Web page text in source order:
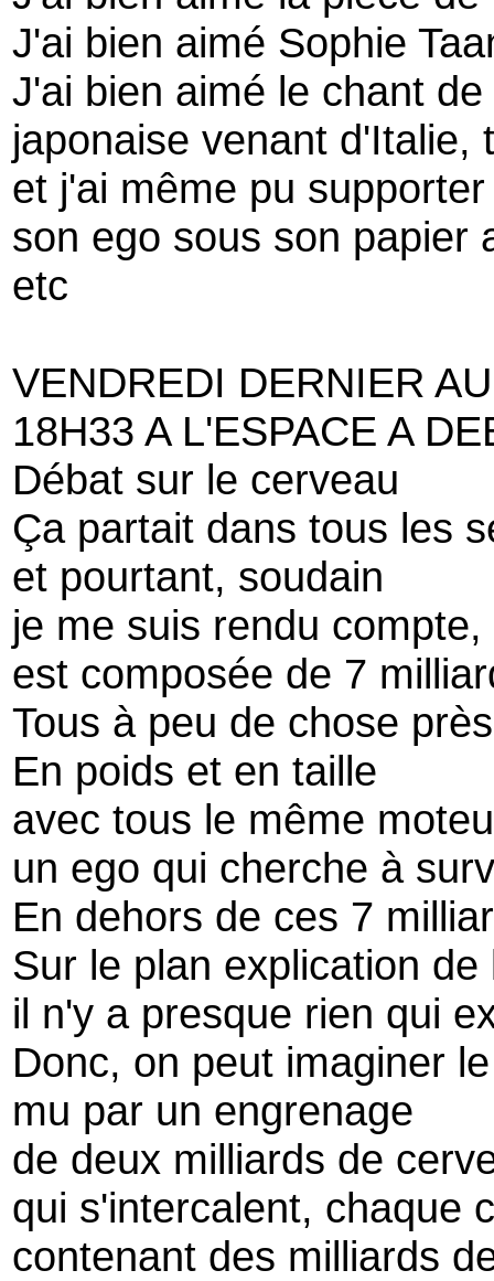
J'ai bien aimé Sophie
J'ai bien aimé le chant
japonaise venant d'Italie,
et j'ai même pu
son ego sous son papier
etc
VENDREDI DERNIER
18H33 A L'ESPACE A
Débat sur le cerveau
Ça partait dans tous les
et pourtant, soudain
je me suis rendu
est composée de 7
Tous à peu de chose
En poids et en taille
avec tous le même
un ego qui cherche à
En dehors de ces 7
Sur le plan explication de
il n'y a presque rien qui
Donc, on peut imaginer
mu par un engrenage
de deux milliards de
qui s'intercalent, chaque
contenant des milliards